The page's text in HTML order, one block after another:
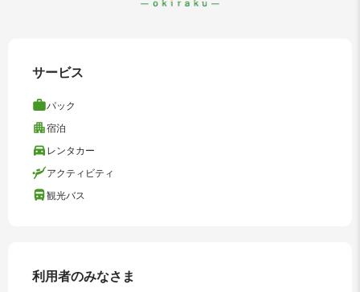
サービス
パック
宿泊
レンタカー
アクティビティ
観光バス
利用者のみなさま